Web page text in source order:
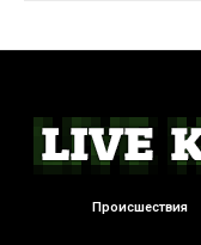
Происшествия